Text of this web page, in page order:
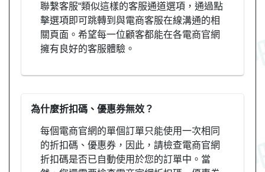
聯繫客服“類似這樣的客服通道選項，通過點
擊選項即可跳轉到與電商客服在線溝通的相
關頁面。希望每一位顧客都能在各電商官網
擁有良好的客服體驗。
為什麼折扣碼、優惠券無效？
每個電商官網的單個訂單只能使用一次相同
的折扣碼、優惠券，因此，請檢查電商官網
折扣碼是否已自動使用於您的訂單中。當